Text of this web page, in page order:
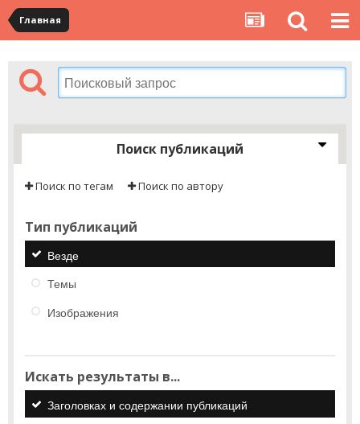
Главная
Поиск публикаций
Поиск по тегам Поиск по автору
Тип публикаций
Везде
Темы
Изображения
Искать результаты в...
Заголовках и содержании публикаций